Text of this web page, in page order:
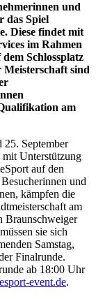
und
das Spiel
Diese findet mit
im Rahmen
Schlossplatz
sind
am
25. September
Unterstützung
auf den
und
kämpfen die
am
Braunschweiger
sie sich
Samstag,
Finalrunde.
ab 18:00 Uhr
event.de.